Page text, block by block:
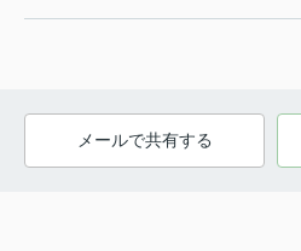
メールで共有する